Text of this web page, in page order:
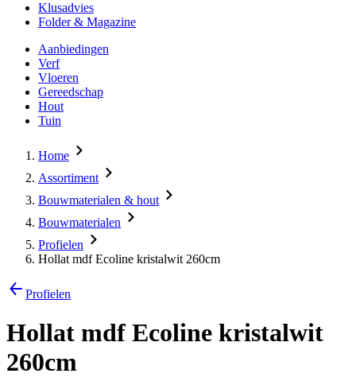
Klusadvies
Folder & Magazine
Aanbiedingen
Verf
Vloeren
Gereedschap
Hout
Tuin
Home
Assortiment
Bouwmaterialen & hout
Bouwmaterialen
Profielen
Hollat mdf Ecoline kristalwit 260cm
Profielen
Hollat mdf Ecoline kristalwit
260cm